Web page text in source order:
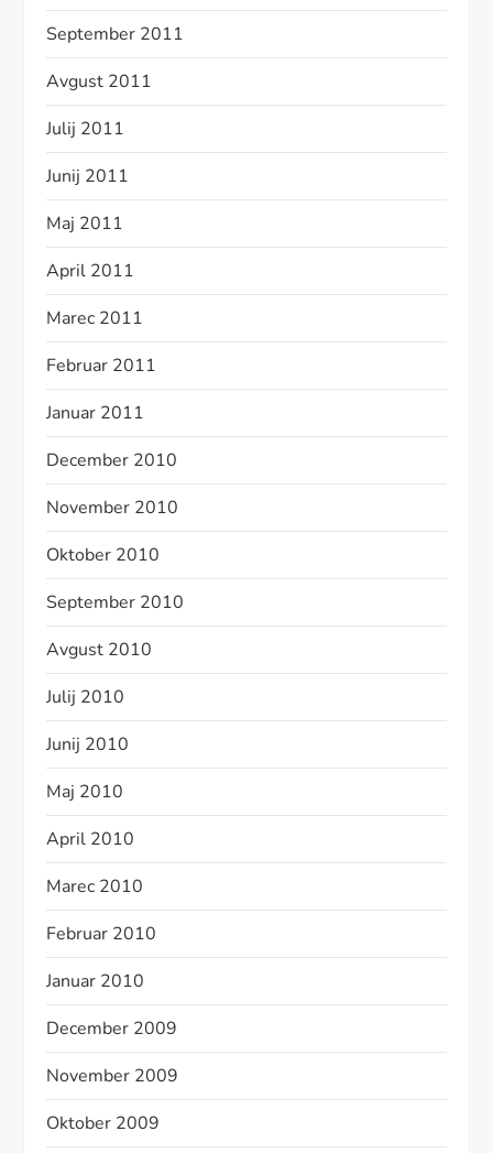
September 2011
Avgust 2011
Julij 2011
Junij 2011
Maj 2011
April 2011
Marec 2011
Februar 2011
Januar 2011
December 2010
November 2010
Oktober 2010
September 2010
Avgust 2010
Julij 2010
Junij 2010
Maj 2010
April 2010
Marec 2010
Februar 2010
Januar 2010
December 2009
November 2009
Oktober 2009